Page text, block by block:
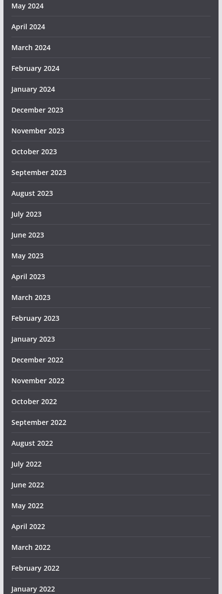
May 2024
April 2024
March 2024
February 2024
January 2024
December 2023
November 2023
October 2023
September 2023
August 2023
July 2023
June 2023
May 2023
April 2023
March 2023
February 2023
January 2023
December 2022
November 2022
October 2022
September 2022
August 2022
July 2022
June 2022
May 2022
April 2022
March 2022
February 2022
January 2022